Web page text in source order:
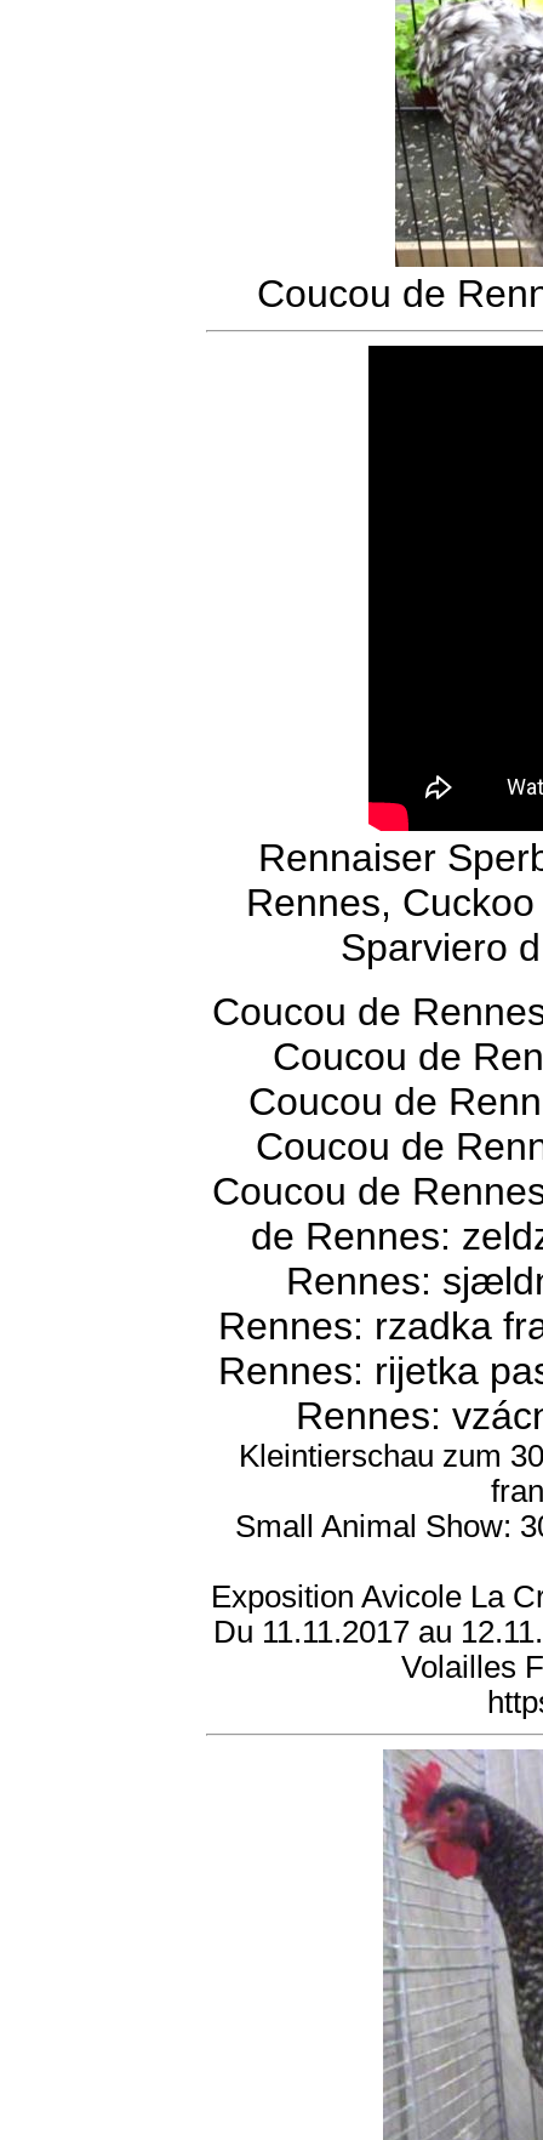
Coucou de
Rennaiser
Rennes,
Sparviero
Coucou de
Coucou de
Coucou de
Coucou de
Coucou de
de Rennes:
Rennes:
Rennes: rzadka
Rennes: rijetka
Rennes:
Kleintierschau zum
Small Animal Show:
Exposition Avicole La
Du 11.11.2017 au
Volailles